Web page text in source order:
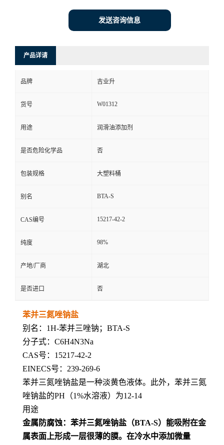
发送咨询信息
产品详请
品牌 吉业升
货号 W01312
用途 润滑油添加剂
是否危险化学品 否
包装规格 大塑料桶
别名 BTA-S
CAS编号 15217-42-2
纯度 98%
产地/厂商 湖北
是否进口 否
苯并三氮唑钠盐
别名：1H-苯并三唑钠；BTA-S
分子式：C6H4N3Na
CAS号：15217-42-2
EINECS号：239-269-6
苯并三氮唑钠盐是一种淡黄色液体。此外，苯并三氮
唑钠盐的PH（1%水溶液）为12-14
用途
金属防腐蚀：苯并三氮唑钠盐（BTA-S）能吸附在金
属表面上形成一层很薄的膜。在冷水中添加微量